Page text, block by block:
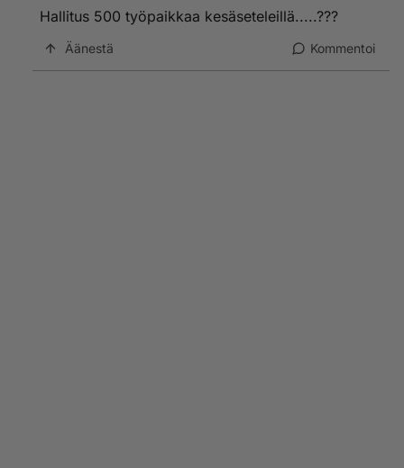
Hallitus 500 työpaikkaa kesäseteleillä.....???
Äänestä Kommentoi